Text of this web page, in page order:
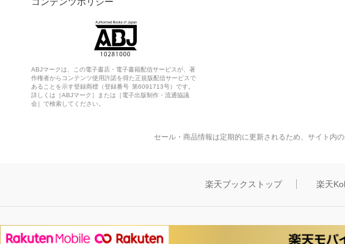
ABJマークは、この電子書店・電子書籍配信サービスが、著
作権者からコンテンツ使用許諾を得た正規版配信サービスで
あることを示す登録商標（登録番号 第6091713号）です。
詳しくは［ABJマーク］または［電子出版制作・流通協議
会］で検索してください。
セール・商品情報は定期的に更新されるため、サイト内
楽天ブックストップ 楽天